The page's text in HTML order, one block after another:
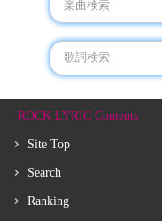
ROCK LYRIC Contents
Site Top
Search
Ranking